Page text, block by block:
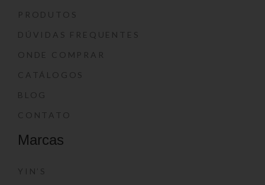
PRODUTOS
DÚVIDAS FREQUENTES
ONDE COMPRAR
CATÁLOGOS
BLOG
CONTATO
Marcas
YIN’S